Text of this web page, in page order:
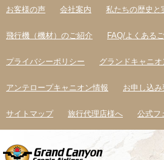
お客様の声 会社案内 私たちの歴史と
飛行機（機材）のご紹介 FAQ/よくある
プライバシーポリシー グランドキャニ
アンテロープキャニオン情報 お申し込み
サイトマップ 旅行代理店様へ 公式フ